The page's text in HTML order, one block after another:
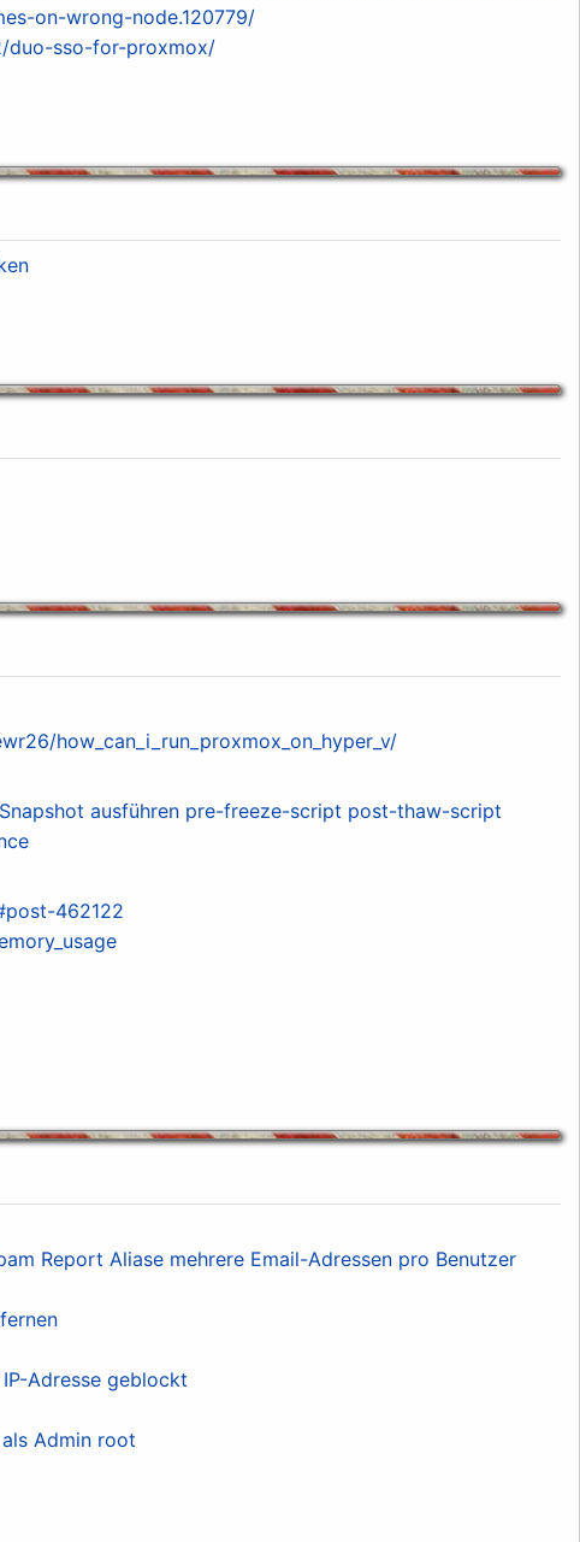
on-wrong-node.120779/
duo-sso-for-proxmox/
how_can_i_run_proxmox_on_hyper_v/
ausführen pre-freeze-script post-thaw-script
462122
Report Aliase mehrere Email-Adressen pro Benutzer
Adresse geblockt
Admin root